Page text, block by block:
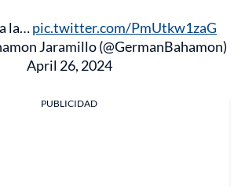
la…pic.twitter.com/PmUtkw1zaG
Jaramillo (@GermanBahamon)
April 26, 2024
PUBLICIDAD